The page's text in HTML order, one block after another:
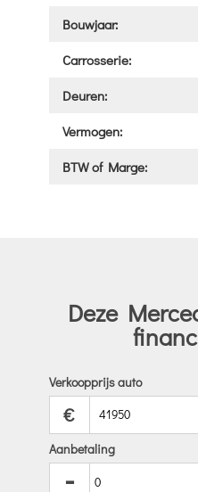
Bouwjaar:
Carrosserie:
Deuren:
Vermogen:
BTW of Marge:
Deze
Verkoopprijs auto
€
Aanbetaling
-